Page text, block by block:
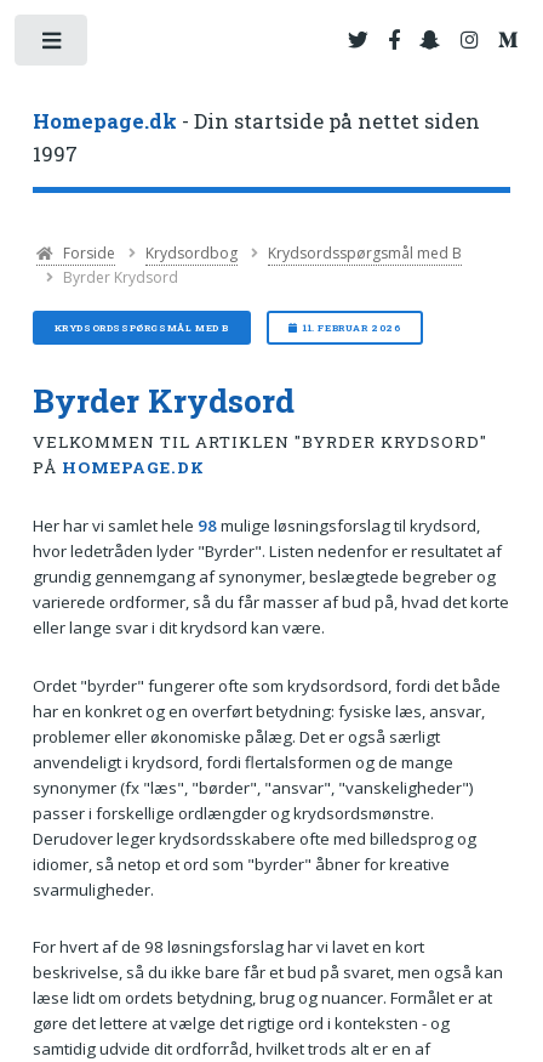
Homepage.dk - Din startside på nettet siden
1997
Forside Krydsordbog
Krydsordsspørgsmål med B
Byrder Krydsord
KRYDSORDSSPØRGSMÅL MED B 11. FEBRUAR 2026
Byrder Krydsord
VELKOMMEN TIL ARTIKLEN "BYRDER KRYDSORD"
PÅ HOMEPAGE.DK
Her har vi samlet hele 98mulige løsningsforslag til krydsord,
hvor ledetråden lyder "Byrder". Listen nedenfor er resultatet af
grundig gennemgang af synonymer, beslægtede begreber og
varierede ordformer, så du får masser af bud på, hvad det korte
eller lange svar i dit krydsord kan være.
Ordet "byrder" fungerer ofte som krydsordsord, fordi det både
har en konkret og en overført betydning: fysiske læs, ansvar,
problemer eller økonomiske pålæg. Det er også særligt
anvendeligt i krydsord, fordi flertalsformen og de mange
synonymer (fx "læs", "børder", "ansvar", "vanskeligheder")
passer i forskellige ordlængder og krydsordsmønstre.
Derudover leger krydsordsskabere ofte med billedsprog og
idiomer, så netop et ord som "byrder" åbner for kreative
svarmuligheder.
For hvert af de 98 løsningsforslag har vi lavet en kort
beskrivelse, så du ikke bare får et bud på svaret, men også kan
læse lidt om ordets betydning, brug og nuancer. Formålet er at
gøre det lettere at vælge det rigtige ord i konteksten - og
samtidig udvide dit ordforråd, hvilket trods alt er en af